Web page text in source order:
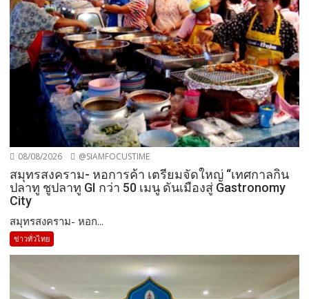
08/08/2026 @SIAMFOCUSTIME
สมุทรสงคราม- หอการค้า เตรียมจัดใหญ่ “เทศกาลกิน
ปลาทู ชูปลาทู GI กว่า 50 เมนู ดันเมืองสู่ Gastronomy
City
สมุทรสงคราม- หอก...
ข่าวทั่วไทย